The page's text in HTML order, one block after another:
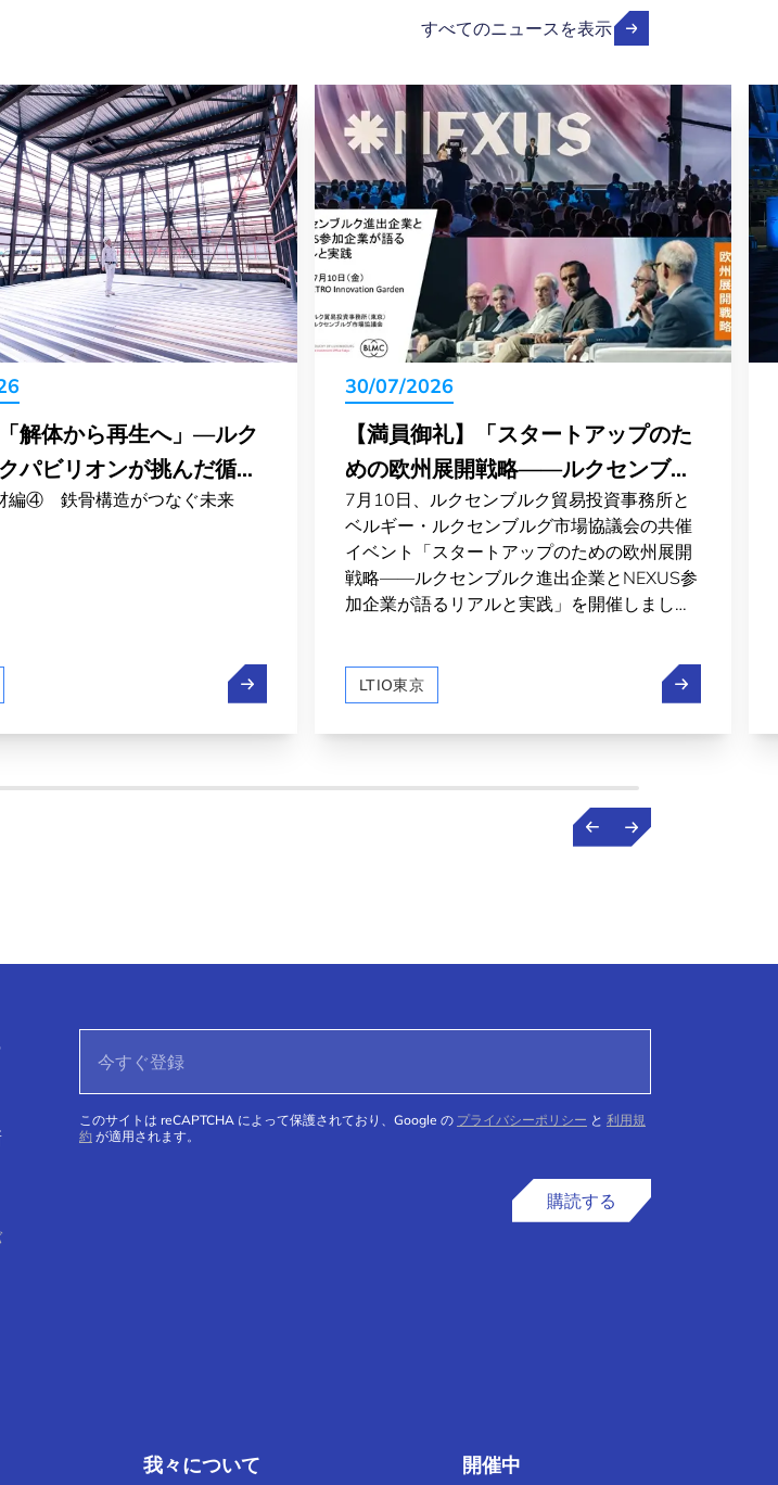
すべてのニュースを表示
ーからのご挨拶（7月）
「解体から再生へ」―ルク
パビリオンが挑んだ循環
④ 鉄骨構造がつなぐ未来
【連載】「解体から再生へ」―ルクセンブルクパビリオンが挑んだ循
30/07/2026
【満員御礼】「スタートアップのた
めの欧州展開戦略——ルクセンブル
ク進出企業とNEXUS参加企業が語る
リアルと実践」を開催
7月10日、ルクセンブルク貿易投資事務所と
ベルギー・ルクセンブルグ市場協議会の共催
イベント「スタートアップのための欧州展開
戦略——ルクセンブルク進出企業とNEXUS参
加企業が語るリアルと実践」を開催しまし
LTIO東京 【満員御礼】
このサイトは reCAPTCHA によって保護されており、Google の プライバシーポリシー と 利用規
約 が適用されます。
購読する
我々について 開催中